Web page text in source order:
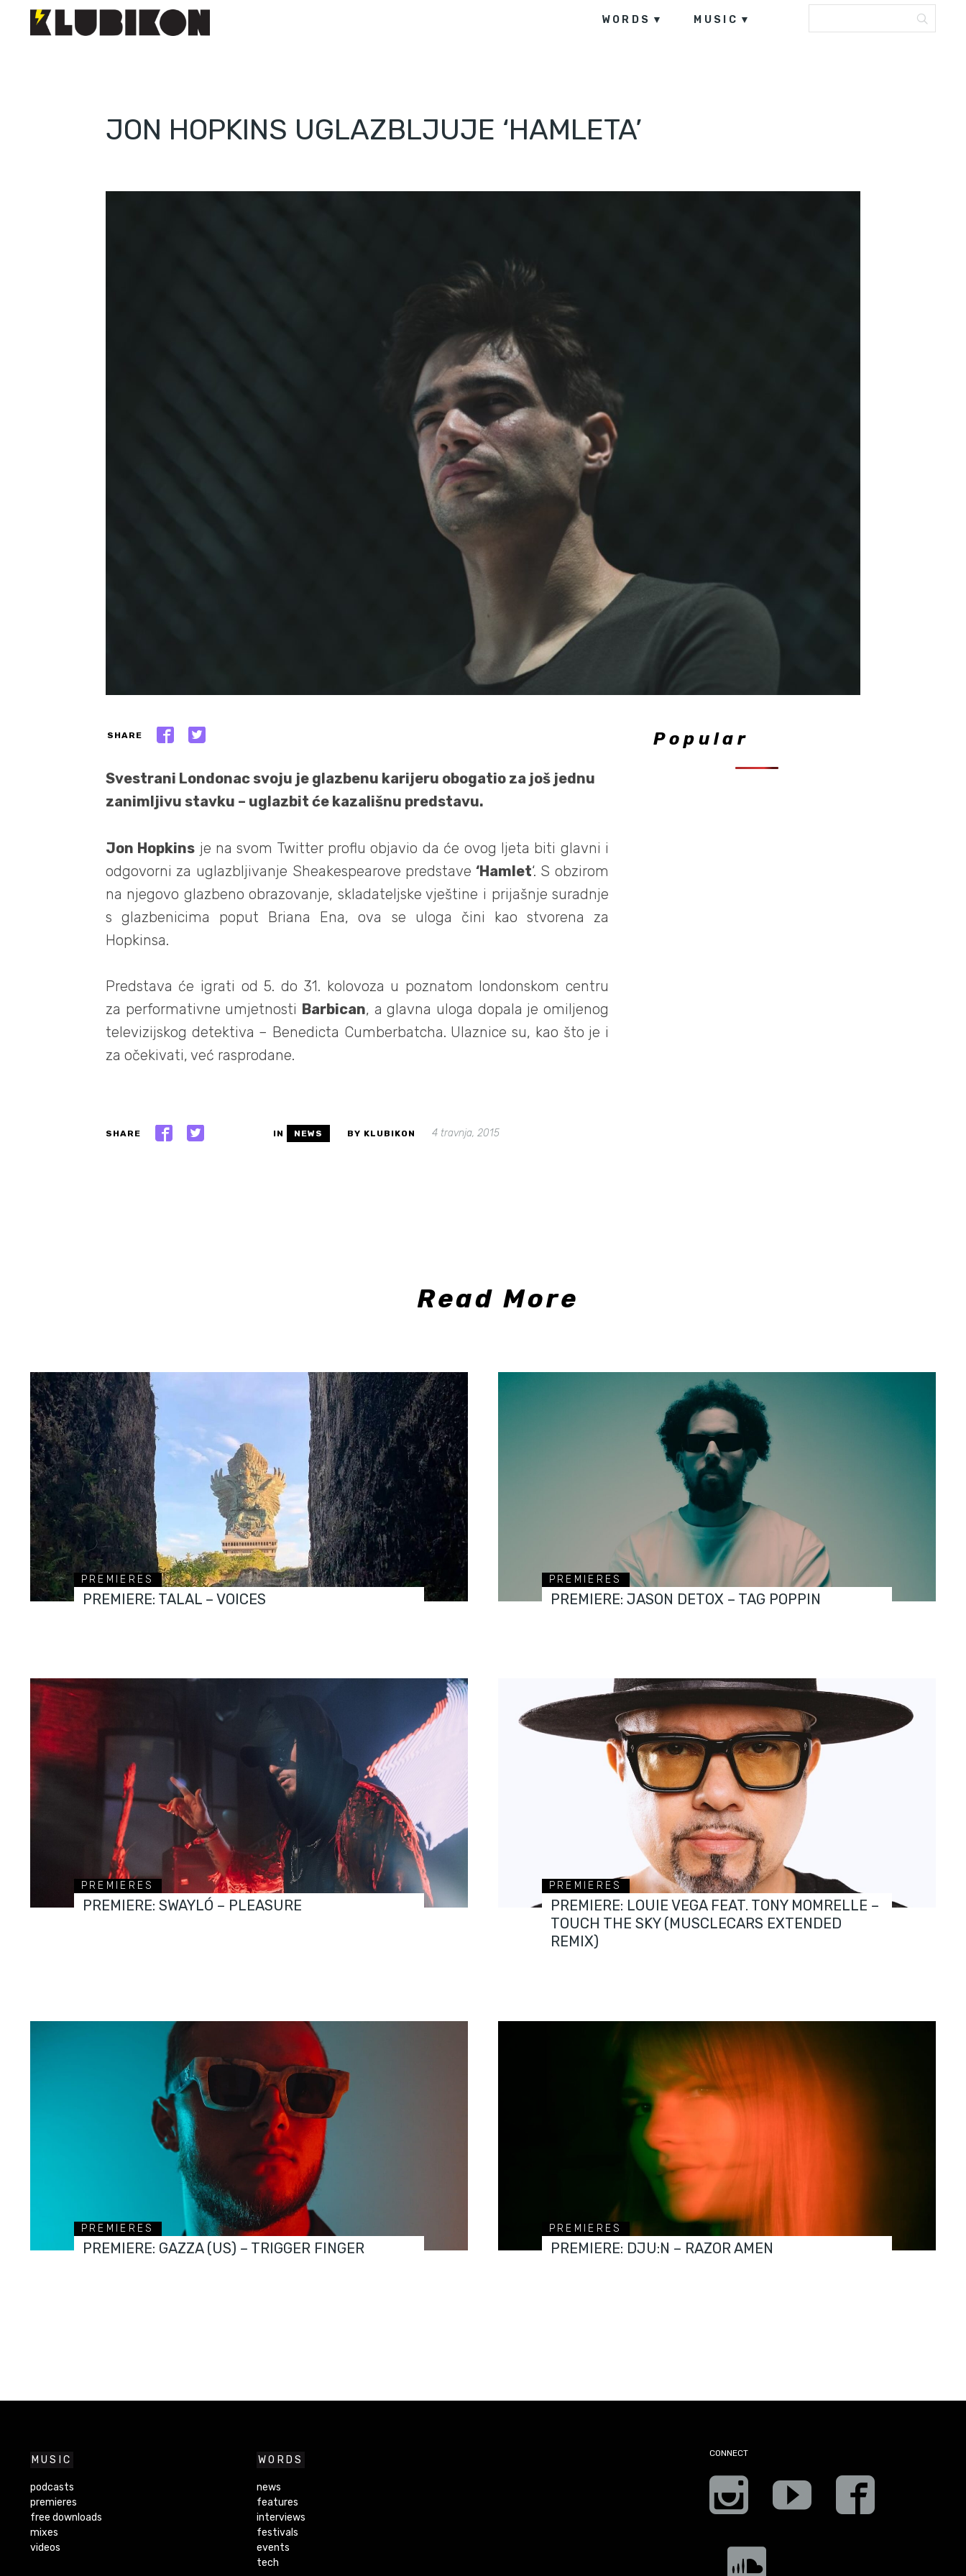
WORDS MUSIC
JON HOPKINS UGLAZBLJUJE ‘HAMLETA’
SHARE
Svestrani Londonac svoju je glazbenu karijeru obogatio za još jednu
zanimljivu stavku – uglazbit će kazališnu predstavu.
Jon Hopkins je na svom Twitter proflu objavio da će ovog ljeta biti glavni i
odgovorni za uglazbljivanje Sheakespearove predstave ‘Hamlet‘. S obzirom
na njegovo glazbeno obrazovanje, skladateljske vještine i prijašnje suradnje
s glazbenicima poput Briana Ena, ova se uloga čini kao stvorena za
Hopkinsa.
Predstava će igrati od 5. do 31. kolovoza u poznatom londonskom centru
za performativne umjetnosti Barbican, a glavna uloga dopala jeomiljenog
televizijskog detektiva – Benedicta Cumberbatcha. Ulaznice su, kao što je i
za očekivati, već rasprodane.
SHARE IN NEWS BY KLUBIKON 4 travnja, 2015
Popular
Read More
PREMIERES
PREMIERE: TALAL – VOICES
PREMIERES
PREMIERE: JASON DETOX – TAG POPPIN
PREMIERES
PREMIERE: SWAYLÓ – PLEASURE
PREMIERES
PREMIERE: LOUIE VEGA FEAT. TONY MOMRELLE –
TOUCH THE SKY (MUSCLECARS EXTENDED
REMIX)
PREMIERES
PREMIERE: GAZZA (US) – TRIGGER FINGER
PREMIERES
PREMIERE: DJU:N – RAZOR AMEN
MUSIC
podcasts
premieres
free downloads
mixes
videos
WORDS
news
features
interviews
festivals
events
tech
CONNECT